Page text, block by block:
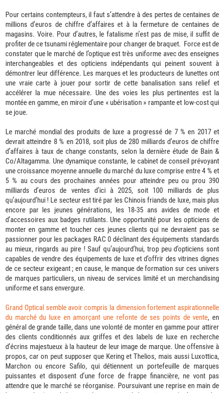
Pour certains contempteurs, il faut s’attendre à des pertes de centaines de
millions d’euros de chiffre d’affaires et à la fermeture de centaines de
magasins. Voire. Pour d’autres, le fatalisme n’est pas de mise, il suffit de
profiter de ce tsunami réglementaire pour changer de braquet. Force est de
constater que le marché de l’optique est très uniforme avec des enseignes
interchangeables et des opticiens indépendants qui peinent souvent à
démontrer leur différence. Les marques et les producteurs de lunettes ont
une vraie carte à jouer pour sortir de cette banalisation sans relief et
accélérer la mue nécessaire. Une des voies les plus pertinentes est la
montée en gamme, en miroir d’une « ubérisation » rampante et low-cost qui
se joue.
Le marché mondial des produits de luxe a progressé de 7 % en 2017 et
devrait atteindre 8 % en 2018, soit plus de 280 milliards d’euros de chiffre
d’affaires à taux de change constants, selon la dernière étude de Bain &
Co/Altagamma. Une dynamique constante, le cabinet de conseil prévoyant
une croissance moyenne annuelle du marché du luxe comprise entre 4 % et
5 % au cours des prochaines années pour atteindre peu ou prou 390
milliards d’euros de ventes d’ici à 2025, soit 100 milliards de plus
qu’aujourd’hui ! Le secteur est tiré par les Chinois friands de luxe, mais plus
encore par les jeunes générations, les 18-35 ans avides de mode et
d’accessoires aux badges rutilants. Une opportunité pour les opticiens de
monter en gamme et toucher ces jeunes clients qui ne devraient pas se
passionner pour les packages RAC 0 déclinant des équipements standards
au mieux, ringards au pire ! Sauf qu’aujourd’hui, trop peu d’opticiens sont
capables de vendre des équipements de luxe et d’offrir des vitrines dignes
de ce secteur exigeant ; en cause, le manque de formation sur ces univers
de marques particuliers, un niveau de services limité et un merchandising
uniforme et sans envergure.
Grand Optical semble avoir compris la dimension fortement aspirationnelle
du marché du luxe en amorçant une refonte de ses points de vente, en
général de grande taille, dans une volonté de monter en gamme pour attirer
des clients conditionnés aux griffes et des labels de luxe en recherche
d’écrins majestueux à la hauteur de leur image de marque. Une offensive à
propos, car on peut supposer que Kering et Thelios, mais aussi Luxottica,
Marchon ou encore Safilo, qui détiennent un portefeuille de marques
puissantes et disposent d’une force de frappe financière, ne vont pas
attendre que le marché se réorganise. Poursuivant une reprise en main de